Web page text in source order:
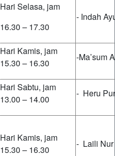
Hari Selasa, jam
16.30 – 17.30
- Indah
Hari Kamis, jam
15.30 – 16.30
-Ma’sum
Hari Sabtu, jam
13.00 – 14.00
- Heru
Hari Kamis, jam
15.30 – 16.30
- Laili Nur